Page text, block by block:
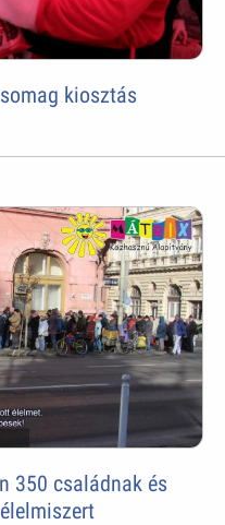
kiosztás
350 családnak és